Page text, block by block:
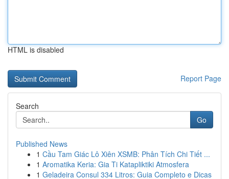
HTML is disabled
Report Page
Search
Go
Published News
1 Cầu Tam Giác Lô Xiên XSMB: Phân Tích Chi Tiết ...
1 Aromatika Keria: Gia Ti Katapliktiki Atmosfera
1 Geladeira Consul 334 Litros: Guia Completo e Dicas